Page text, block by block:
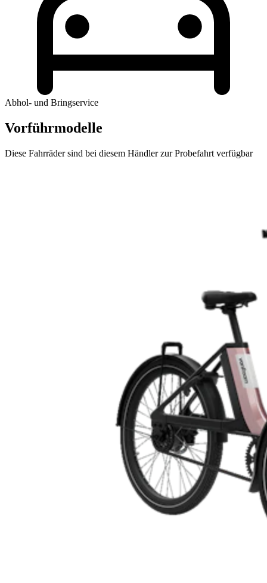
Abhol- und Bringservice
Vorführmodelle
Diese Fahrräder sind bei diesem Händler zur Probefahrt verfügbar